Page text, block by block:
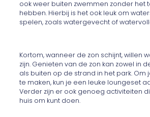
ook weer buiten zwemmen zonder het
hebben. Hierbij is het ook leuk om
spelen, zoals watergevecht of
Kortom, wanneer de zon schijnt, willen
zijn. Genieten van de zon kan zowel in
als buiten op de strand in het park. Om
te maken, kun je een leuke loungeset
Verder zijn er ook genoeg activiteiten
huis om kunt doen.